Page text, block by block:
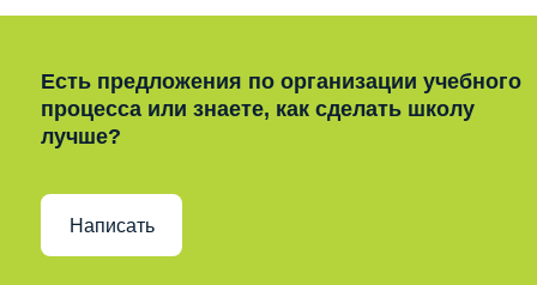
Есть предложения по организации учебного
процесса или знаете, как сделать школу
лучше?
Написать